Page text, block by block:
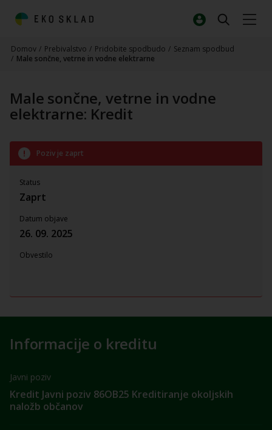
Domov / Prebivalstvo / Pridobite spodbudo / Seznam spodbud
/ Male sončne, vetrne in vodne elektrarne
Male sončne, vetrne in vodne
elektrarne: Kredit
Informacije o kreditu
Javni poziv
Kredit Javni poziv 86OB25 Kreditiranje okoljskih
naložb občanov
Poziv je zaprt
Status
Zaprt
Datum objave
26. 09. 2025
Obvestilo